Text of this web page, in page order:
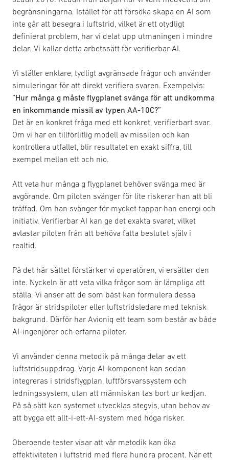
begränsningarna. Istället för att försöka skapa en AI som
inte går att besegra i luftstrid, vilket är ett otydligt
definierat problem, har vi delat upp utmaningen i mindre
delar. Vi kallar detta arbetssätt för verifierbar AI.
Vi ställer enklare, tydligt avgränsade frågor och använder
simuleringar för att direkt verifiera svaren. Exempelvis:
”Hur många g måste flygplanet svänga för att undkomma
en inkommande missil av typen AA-10C?”
Det är en konkret fråga med ett konkret, verifierbart svar.
Om vi har en tillförlitlig modell av missilen och kan
kontrollera utfallet, blir resultatet en exakt siffra, till
exempel mellan ett och nio.
Att veta hur många g flygplanet behöver svänga med är
avgörande. Om piloten svänger för lite riskerar han att bli
träffad. Om han svänger för mycket tappar han energi och
initiativ. Verifierbar AI kan ge det exakta svaret, vilket
avlastar piloten från att behöva fatta beslutet själv i
realtid.
På det här sättet förstärker vi operatören, vi ersätter den
inte. Nyckeln är att veta vilka frågor som är lämpliga att
ställa. Vi anser att de som bäst kan formulera dessa
frågor är stridspiloter eller luftstridsledare med teknisk
bakgrund. Därför har Avioniq ett team som består av både
AI-ingenjörer och erfarna piloter.
Vi använder denna metodik på många delar av ett
luftstridsuppdrag. Varje AI-komponent kan sedan
integreras i stridsflygplan, luftförsvarssystem och
ledningssystem, utan att människan tas bort ur kedjan.
På så sätt kan systemet utvecklas stegvis, utan behov av
att bygga ett allt-i-ett-AI-system med höga risker.
Oberoende tester visar att vår metodik kan öka
effektiviteten i luftstrid med flera hundra procent. När ett